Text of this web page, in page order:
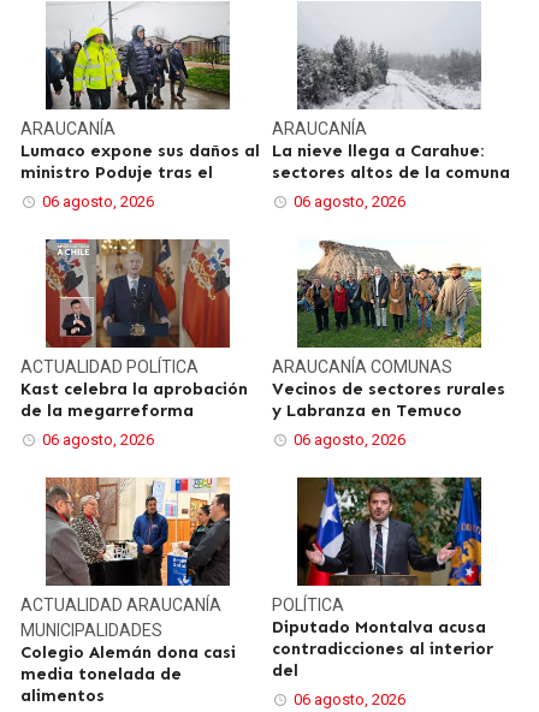
ARAUCANÍA
Lumaco expone sus daños al
ministro Poduje tras el
06 agosto, 2026
ARAUCANÍA
La nieve llega a Carahue:
sectores altos de la comuna
06 agosto, 2026
ACTUALIDAD POLÍTICA
Kast celebra la aprobación
de la megarreforma
06 agosto, 2026
ARAUCANÍACOMUNAS
Vecinos de sectores rurales
y Labranza en Temuco
06 agosto, 2026
ACTUALIDADARAUCANÍA
MUNICIPALIDADES
Colegio Alemán dona casi
media tonelada de
alimentos
POLÍTICA
Diputado Montalva acusa
contradicciones al interior
del
06 agosto, 2026